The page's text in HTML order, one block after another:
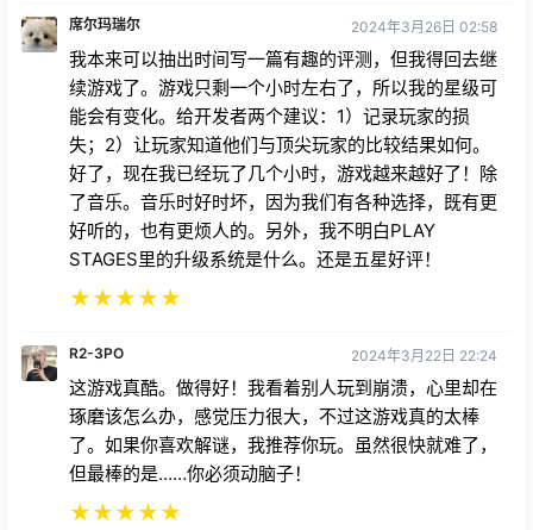
席尔玛瑞尔 2024年3月26日 02:58
我本来可以抽出时间写一篇有趣的评测，但我得回去继
续游戏了。游戏只剩一个小时左右了，所以我的星级可
能会有变化。给开发者两个建议：1）记录玩家的损
失；2）让玩家知道他们与顶尖玩家的比较结果如何。
好了，现在我已经玩了几个小时，游戏越来越好了！除
了音乐。音乐时好时坏，因为我们有各种选择，既有更
好听的，也有更烦人的。另外，我不明白PLAY
STAGES里的升级系统是什么。还是五星好评！
★★★★★
R2-3PO 2024年3月22日 22:24
这游戏真酷。做得好！我看着别人玩到崩溃，心里却在
琢磨该怎么办，感觉压力很大，不过这游戏真的太棒
了。如果你喜欢解谜，我推荐你玩。虽然很快就难了，
但最棒的是……你必须动脑子！
★★★★★